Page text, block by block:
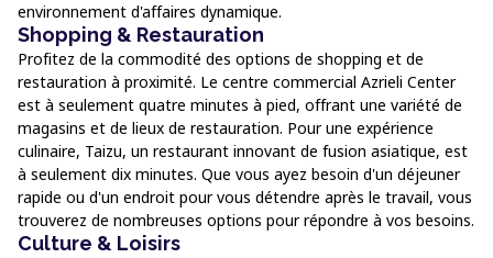
environnement d'affaires dynamique.
Shopping & Restauration
Profitez de la commodité des options de shopping et de
restauration à proximité. Le centre commercial Azrieli Center
est à seulement quatre minutes à pied, offrant une variété de
magasins et de lieux de restauration. Pour une expérience
culinaire, Taizu, un restaurant innovant de fusion asiatique, est
à seulement dix minutes. Que vous ayez besoin d'un déjeuner
rapide ou d'un endroit pour vous détendre après le travail, vous
trouverez de nombreuses options pour répondre à vos besoins.
Culture & Loisirs